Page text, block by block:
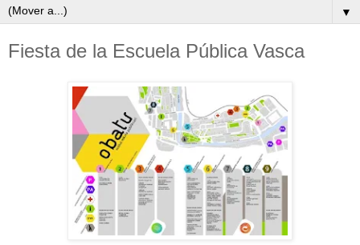
▼
Fiesta de la Escuela Pública Vasca